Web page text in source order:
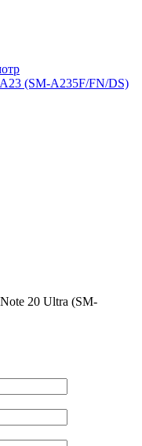
A23 (SM-A235F/FN/DS)
20 Ultra (SM-